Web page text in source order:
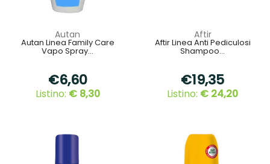
Autan
Autan Linea Family Care
Vapo Spray...
€6,60
Listino: € 8,30
Aftir
Aftir Linea Anti Pediculosi
Shampoo...
€19,35
Listino: € 24,20